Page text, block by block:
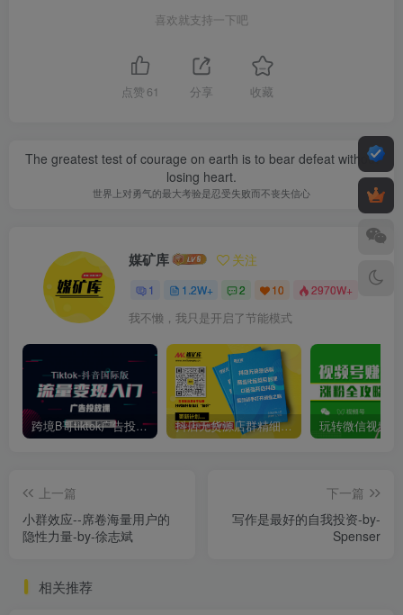
喜欢就支持一下吧
点赞 61 分享 收藏
The greatest test of courage on earth is to bear defeat without
losing heart.
世界上对勇气的最大考验是忍受失败而不丧失信心
媒矿库 关注
1 1.2W+ 2 10 2970W+
我不懒，我只是开启了节能模式
跨境B哥tiktok广告投放课，带你快速入门tiktok广告投放价值1680元 抖店无货源店群精细化运营系列课，帮助0基础新手开启抖店创业之路价值888元
上一篇
小群效应--席卷海量用户的
隐性力量-by-徐志斌
下一篇
写作是最好的自我投资-by-
Spenser
相关推荐